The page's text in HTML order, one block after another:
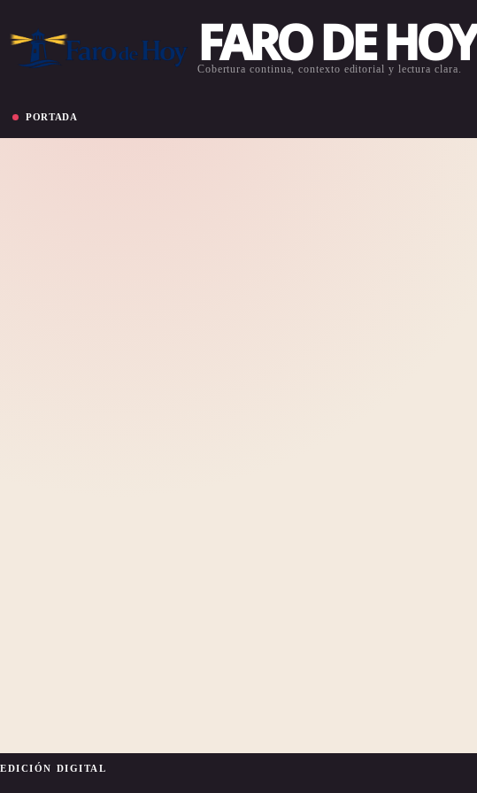
FARO DE HOY
Cobertura continua, contexto editorial y lectura clara.
PORTADA
EDICIÓN DIGITAL